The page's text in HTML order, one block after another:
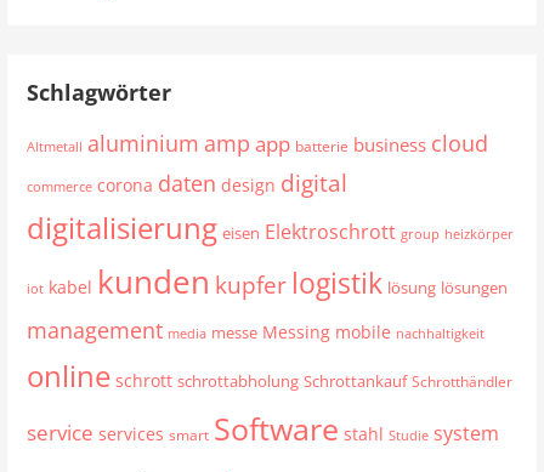
Schlagwörter
Altmetall aluminium amp app batterie business cloud
commerce corona daten design digital
digitalisierung eisen Elektroschrott group heizkörper
iot kabel kunden kupfer logistik lösung lösungen
management media messe Messing mobile nachhaltigkeit
online schrott schrottabholung Schrottankauf Schrotthändler
service services smart Software stahl Studie system